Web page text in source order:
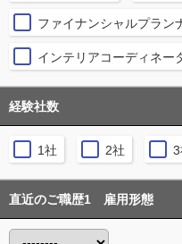
ファイナンシャルプラン
インテリアコーディネー
経験社数
1社 2社 3
直近のご職歴1 雇用形態